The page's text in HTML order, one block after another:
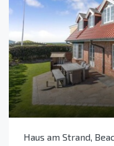
Haus am Strand,